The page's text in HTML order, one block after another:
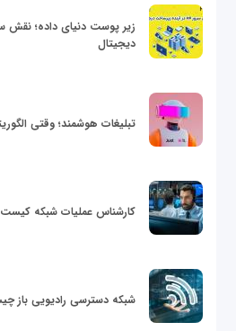
دیجیتال
تبلیغات هوشمند؛ وقتی
کارشناس عملیات شبکه
شبکه دسترسی رادیویی باز